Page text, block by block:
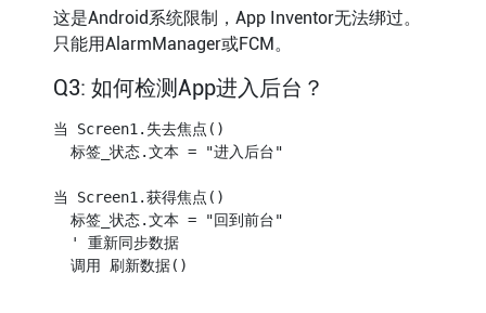
这是Android系统限制，App Inventor无法绑过。
只能用AlarmManager或FCM。
Q3: 如何检测App进入后台？
当 Screen1.失去焦点()
  标签_状态.文本 = "进入后台"
当 Screen1.获得焦点()
  标签_状态.文本 = "回到前台"
  ' 重新同步数据